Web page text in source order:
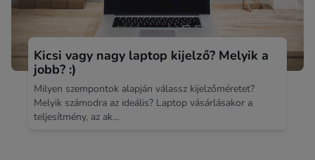
Kicsi vagy nagy laptop kijelző? Melyik a
jobb? :)
Milyen szempontok alapján válassz kijelzőméretet?
Melyik számodra az ideális? Laptop vásárlásakor a
teljesítmény, az ak...